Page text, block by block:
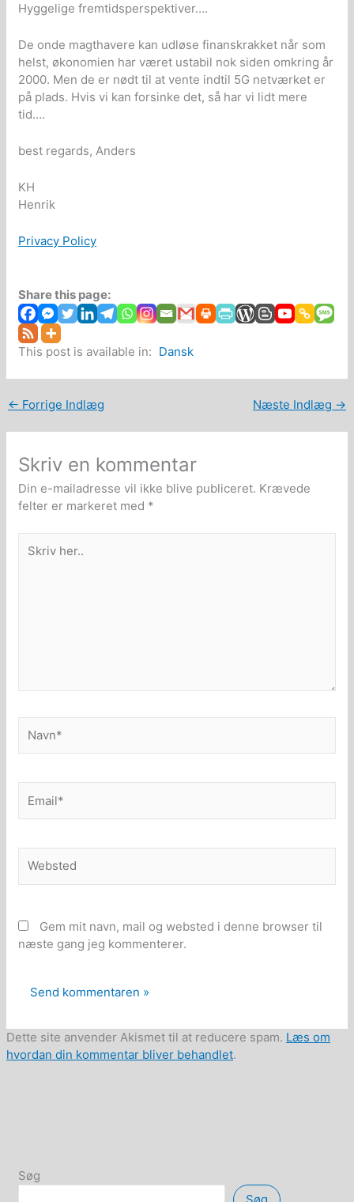
Hyggelige fremtidsperspektiver….
De onde magthavere kan udløse finanskrakket når som
helst, økonomien har været ustabil nok siden omkring år
2000. Men de er nødt til at vente indtil 5G netværket er
på plads. Hvis vi kan forsinke det, så har vi lidt mere
tid….
best regards, Anders
KH
Henrik
Privacy Policy
Share this page:
This post is available in: Dansk
← Forrige Indlæg Næste Indlæg →
Skriv en kommentar
Din e-mailadresse vil ikke blive publiceret. Krævede
felter er markeret med *
her..
Gem mit navn, mail og websted i denne browser til
næste gang jeg kommenterer.
Dette site anvender Akismet til at reducere spam. Læs om
hvordan din kommentar bliver behandlet.
Søg